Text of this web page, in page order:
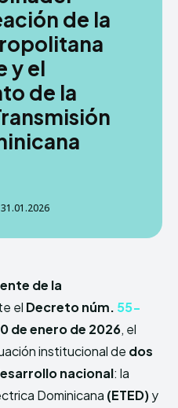
POLICY
US
POLICY
US
de la
y el
de la
31.01.2026
de la
el Decreto núm. 55-
de enero de 2026, el
institucional de dos
nacional: la
Dominicana (ETED)y